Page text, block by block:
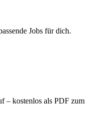
Jobs für dich.
– kostenlos als PDF zum